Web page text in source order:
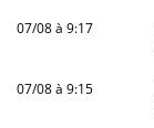
07/08 à 9:17
07/08 à 9:15